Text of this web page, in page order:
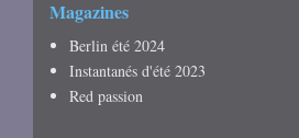
Magazines
Berlin été 2024
Instantanés d'été 2023
Red passion